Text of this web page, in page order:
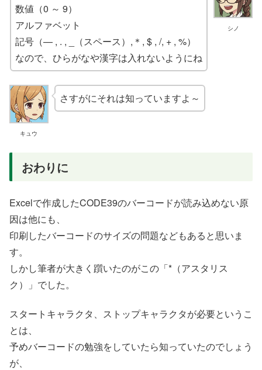
シノ
数値（0 ～ 9）
アルファベット
記号（— , . , _（スペース）,＊, $ , /, + , %）
なので、ひらがなや漢字は入れないようにね
キュウ
さすがにそれは知っていますよ～
おわりに
Excelで作成したCODE39のバーコードが読み込めない原
因は他にも、
印刷したバーコードのサイズの問題などもあると思いま
す。
しかし筆者が大きく躓いたのがこの「*（アスタリス
ク）」でした。
スタートキャラクタ、ストップキャラクタが必要というこ
とは、
予めバーコードの勉強をしていたら知っていたのでしょう
が、